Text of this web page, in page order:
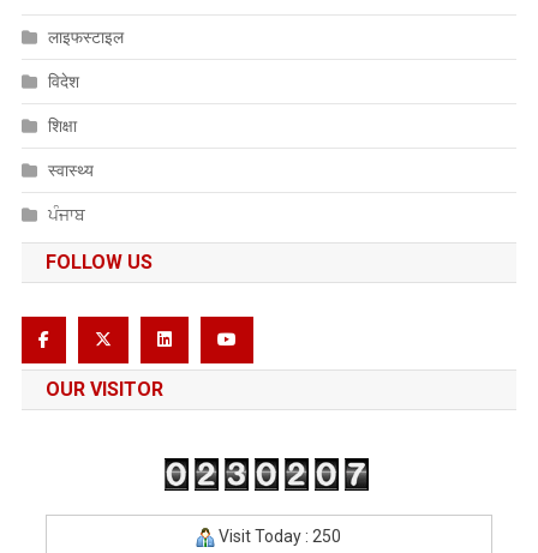
लाइफस्टाइल
विदेश
शिक्षा
स्वास्थ्य
ਪੰਜਾਬ
FOLLOW US
OUR VISITOR
Visit Today : 250